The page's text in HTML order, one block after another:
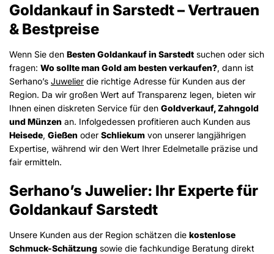
Goldankauf in Sarstedt – Vertrauen
& Bestpreise
Wenn Sie den Besten Goldankauf in Sarstedt suchen oder sich
fragen: Wo sollte man Gold am besten verkaufen?, dann ist
Serhano’s Juwelier die richtige Adresse für Kunden aus der
Region. Da wir großen Wert auf Transparenz legen, bieten wir
Ihnen einen diskreten Service für den Goldverkauf, Zahngold
und Münzen an. Infolgedessen profitieren auch Kunden aus
Heisede, Gießen oder Schliekum von unserer langjährigen
Expertise, während wir den Wert Ihrer Edelmetalle präzise und
fair ermitteln.
Serhano’s Juwelier: Ihr Experte für
Goldankauf Sarstedt
Unsere Kunden aus der Region schätzen die kostenlose
Schmuck-Schätzung sowie die fachkundige Beratung direkt